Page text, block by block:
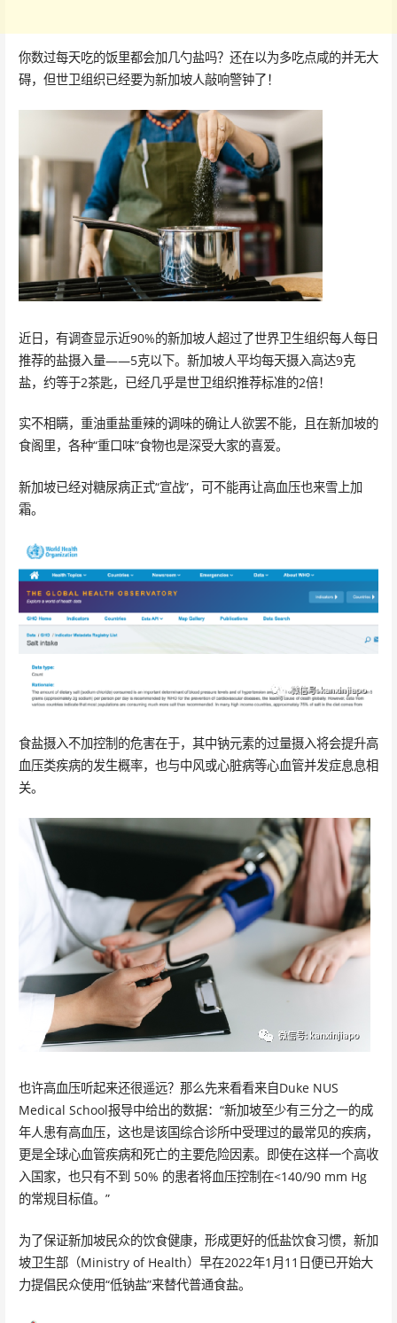
你数过每天吃的饭里都会加几勺盐吗？还在以为多吃点咸的并无大
碍，但世卫组织已经要为新加坡人敲响警钟了！
近日，有调查显示近90%的新加坡人超过了世界卫生组织每人每日
推荐的盐摄入量——5克以下。新加坡人平均每天摄入高达9克
盐，约等于2茶匙，已经几乎是世卫组织推荐标准的2倍！
实不相瞒，重油重盐重辣的调味的确让人欲罢不能，且在新加坡的
食阁里，各种“重口味”食物也是深受大家的喜爱。
新加坡已经对糖尿病正式“宣战”，可不能再让高血压也来雪上加
霜。
食盐摄入不加控制的危害在于，其中钠元素的过量摄入将会提升高
血压类疾病的发生概率，也与中风或心脏病等心血管并发症息息相
关。
也许高血压听起来还很遥远？那么先来看看来自Duke NUS
Medical School报导中给出的数据：“新加坡至少有三分之一的成
年人患有高血压，这也是该国综合诊所中受理过的最常见的疾病，
更是全球心血管疾病和死亡的主要危险因素。即使在这样一个高收
入国家，也只有不到 50% 的患者将血压控制在<140/90 mm Hg
的常规目标值。”
为了保证新加坡民众的饮食健康，形成更好的低盐饮食习惯，新加
坡卫生部（Ministry of Health）早在2022年1月11日便已开始大
力提倡民众使用“低钠盐”来替代普通食盐。